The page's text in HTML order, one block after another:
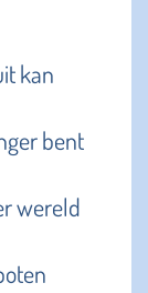
kan
bent
wereld